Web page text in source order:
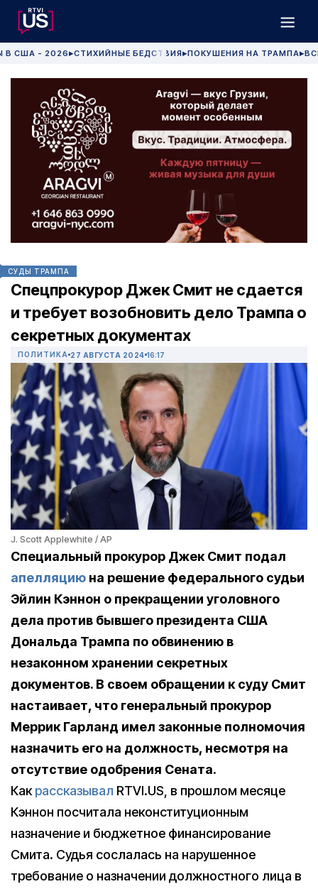
В США - 2026 ▶СТИХИЙНЫЕ БЕДСТВИЯ▶ПОКУШЕНИЯ НА ТРАМПА▶
СУДЫ ТРАМПА
Спецпрокурор Джек Смит не сдается
и требует возобновить дело Трампа о
секретных документах
ПОЛИТИКА 27 АВГУСТА 2024 16:17
J. Scott Applewhite / AP
Специальный прокурор Джек Смит подал
апелляцию на решение федерального судьи
Эйлин Кэннон о прекращении уголовного
дела против бывшего президента США
Дональда Трампа по обвинению в
незаконном хранении секретных
документов. В своем обращении к суду Смит
настаивает, что генеральный прокурор
Меррик Гарланд имел законные полномочия
назначить его на должность, несмотря на
отсутствие одобрения Сената.
Какрассказывал RTVI.US, в прошлом месяце
Кэннон посчитала неконституционным
назначение и бюджетное финансирование
Смита. Судья сослалась на нарушенное
требование о назначении должностного лица в